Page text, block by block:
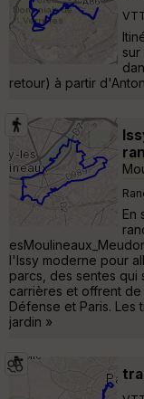
retour) à partir
En
l'Issy moderne pour
parcs, des sentes qui
carrières et offrent de
Défense et Paris. Les
jardin »